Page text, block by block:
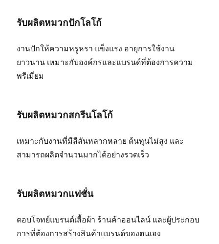
รับผลิตหมวกปักโลโก้
งานปักให้ความหรูหรา แข็งแรง อายุการใช้งาน
ยาวนาน เหมาะกับองค์กรและแบรนด์ที่ต้องการความ
พรีเมี่ยม
รับผลิตหมวกสกรีนโลโก้
เหมาะกับงานที่มีสีสันหลากหลาย ต้นทุนไม่สูง และ
สามารถผลิตจำนวนมากได้อย่างรวดเร็ว
รับผลิตหมวกแฟชั่น
ตอบโจทย์แบรนด์เสื้อผ้า ร้านค้าออนไลน์ และผู้ประกอบ
การที่ต้องการสร้างสินค้าแบรนด์ของตนเอง